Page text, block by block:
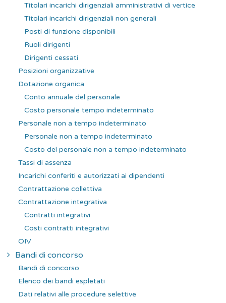
Titolari incarichi dirigenziali amministrativi di vertice
Titolari incarichi dirigenziali non generali
Posti di funzione disponibili
Ruoli dirigenti
Dirigenti cessati
Posizioni organizzative
Dotazione organica
Conto annuale del personale
Costo personale tempo indeterminato
Personale non a tempo indeterminato
Personale non a tempo indeterminato
Costo del personale non a tempo indeterminato
Tassi di assenza
Incarichi conferiti e autorizzati ai dipendenti
Contrattazione collettiva
Contrattazione integrativa
Contratti integrativi
Costi contratti integrativi
OIV
Bandi di concorso
Bandi di concorso
Elenco dei bandi espletati
Dati relativi alle procedure selettive